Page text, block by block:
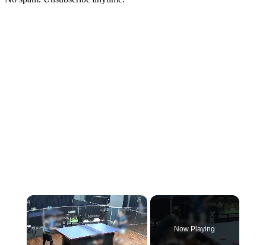
×
Now Playing